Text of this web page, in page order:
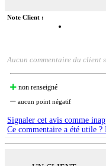
Note Client :
Aucun commentaire du client
non renseigné
aucun point négatif
Signaler cet avis comme
Ce commentaire a été utile ?